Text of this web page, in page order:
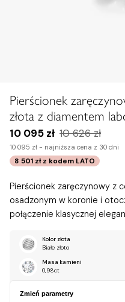
Pierścionek
złota z diamentem
10 095 zł 10 626 zł
10 095 zł - najniższa cena z 30 dni
8 501 zł z kodem LATO
Pierścionek zaręczynowy z
osadzonym w koronie i
połączenie klasycznej
Kolor złota
Białe złoto
Masa kamieni
0,98ct
Zmień parametry